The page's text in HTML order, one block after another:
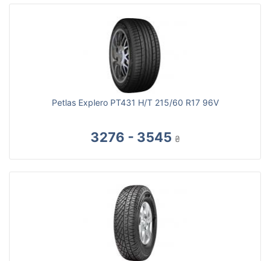
Petlas Explero PT431 H/T 215/60 R17 96V
3276 - 3545 ₴